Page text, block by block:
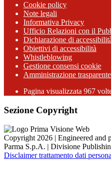
Cookie policy
Note legali
Informativa Privacy
Ufficio Relazioni con il
Dichiarazione di
Obiettivi di accessibilità
Whistleblowing
Gestione consensi cookie
Amministrazione trasparente
Pagina visualizzata 967
Sezione Copyright
Copyright 2026 | Engineered and
Parma S.p.A. | Divisione
Disclaimer trattamento dati